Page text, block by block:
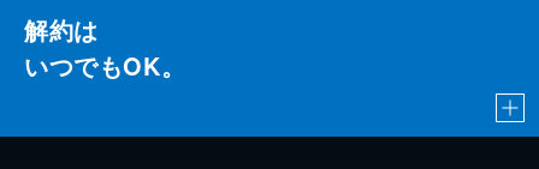
解約は
いつでもOK。